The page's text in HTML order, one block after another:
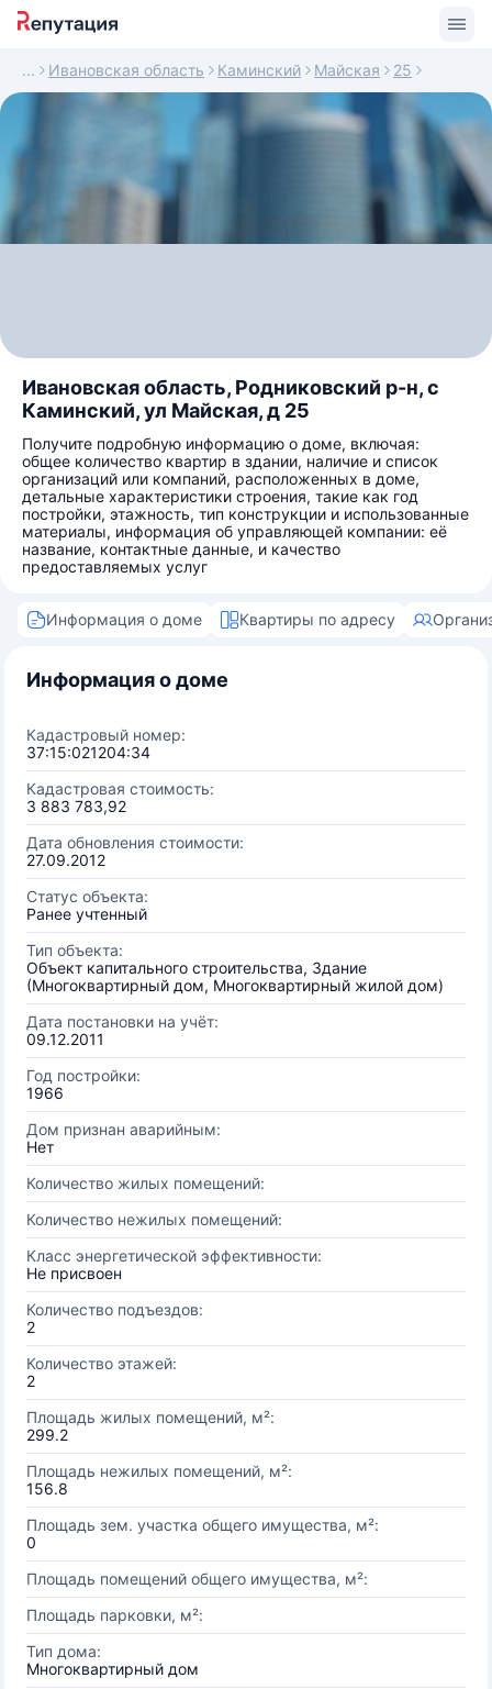
Ивановская область Каминский Майская 25
Ивановская область, Родниковский р-н, с
Каминский, ул Майская, д 25
Получите подробную информацию о доме, включая:
общее количество квартир в здании, наличие и список
организаций или компаний, расположенных в доме,
детальные характеристики строения, такие как год
постройки, этажность, тип конструкции и использованные
материалы, информация об управляющей компании: её
название, контактные данные, и качество
предоставляемых услуг
Информация о доме Квартиры по адресу
Информация о доме
Кадастровый номер:
37:15:021204:34
Кадастровая стоимость:
3 883 783,92
Дата обновления стоимости:
27.09.2012
Статус объекта:
Ранее учтенный
Тип объекта:
Объект капитального строительства, Здание
(Многоквартирный дом, Многоквартирный жилой дом)
Дата постановки на учёт:
09.12.2011
Год постройки:
1966
Дом признан аварийным:
Нет
Количество жилых помещений:
Количество нежилых помещений:
Класс энергетической эффективности:
Не присвоен
Количество подъездов:
2
Количество этажей:
2
Площадь жилых помещений, м²:
299.2
Площадь нежилых помещений, м²:
156.8
Площадь зем. участка общего имущества, м²:
0
Площадь помещений общего имущества, м²:
Площадь парковки, м²:
Тип дома:
Многоквартирный дом